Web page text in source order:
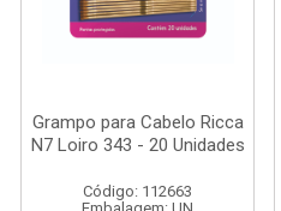
Grampo para Cabelo Ricca
N7 Loiro 343 - 20 Unidades
Código: 112663